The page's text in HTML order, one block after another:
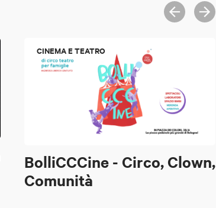
CINEMA E TEATRO
BolliCCCine - Circo, Clown,
Comunità